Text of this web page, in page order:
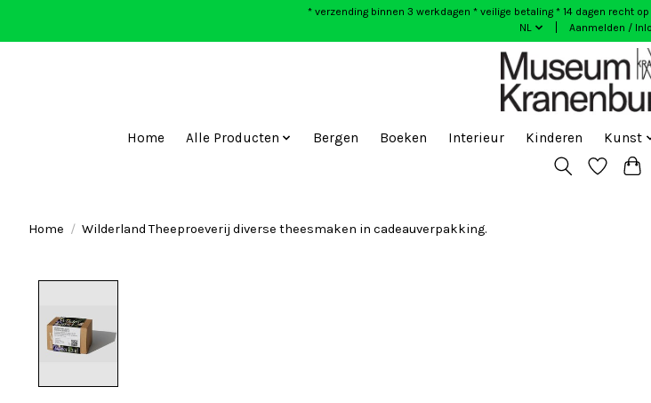
* verzending binnen 3 werkdagen * veilige betaling * 14 dagen recht
NL
Aanmelden /
Home Alle Producten Bergen Boeken Interieur Kinderen Kunst
Home / Wilderland Theeproeverij diverse theesmaken in cadeauverpakking.